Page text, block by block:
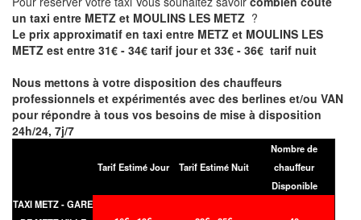
un taxi entre METZ et MOULINS LES METZ ?
Le prix approximatif en taxi entre METZ et MOULINS LES
METZ est entre 31€ - 34€ tarif jour et 33€ - 36€ tarif nuit
Nous mettons à votre disposition des chauffeurs
professionnels et expérimentés avec des berlines et/ou VAN
pour répondre à tous vos besoins de mise à disposition
24h/24, 7j/7
Tarif Estimé Jour Tarif Estimé Nuit
Nombre de
chauffeur
Disponible
TAXI METZ - GARE